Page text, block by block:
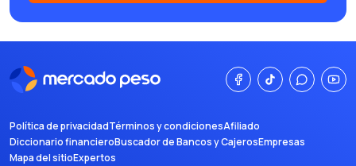
Política de privacidadTérminos y condicionesAfiliado
Diccionario financieroBuscador de Bancos y CajerosEmpresas
Mapa del sitioExpertos